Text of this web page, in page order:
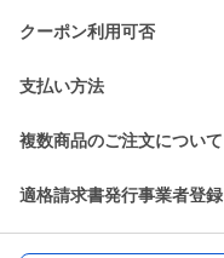
クーポン利用可否
支払い方法
複数商品のご注文について
適格請求書発行事業者登録